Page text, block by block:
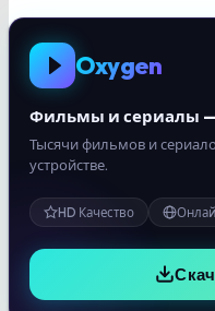
Oxygen
Фильмы и сериалы —
Тысячи фильмов и
устройстве.
HD Качество